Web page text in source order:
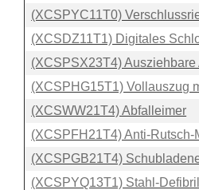
(XCSPYC11T0)
(XCSDZ11T1) Digitales
(XCSPSX23T4) Ausziehbare
(XCSPHG15T1) Vollauszug
(XCSWW21T4) Abfalleimer
(XCSPFH21T4) Anti-Rutsch-
(XCSPGB21T4)
(XCSPYQ13T1) Stahl-